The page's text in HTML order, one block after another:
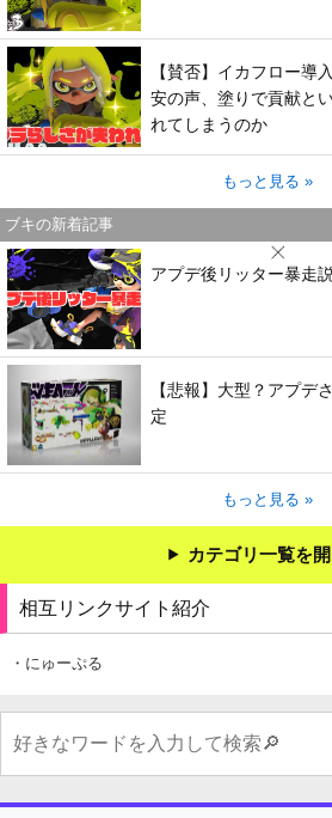
【賛否】イカフロー導
安の声、塗りで貢献と
れてしまうのか
もっと見る »
ブキの新着記事
アプデ後リッター暴走説
【悲報】大型？アプデ
定
もっと見る »
カテゴリ一覧を開
相互リンクサイト紹介
・にゅーぷる